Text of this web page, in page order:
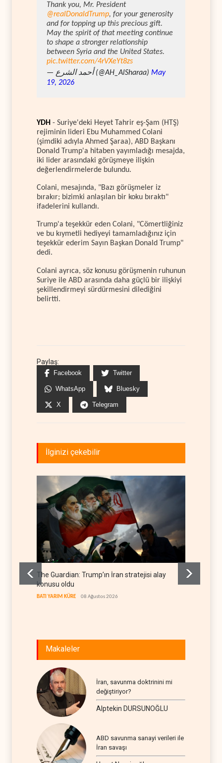
Thank you, Mr. President
@realDonaldTrump, for your generosity
and for topping up this precious gift.
May the spirit of that meeting continue
to shape a stronger relationship
between Syria and the United States.
pic.twitter.com/4rVXeYt8zs
— أحمد الشرع (@AH_AlSharaa) May
19, 2026
YDH - Suriye'deki Heyet Tahrir eş-Şam (HTŞ)
rejiminin lideri Ebu Muhammed Colani
(şimdiki adıyla Ahmed Şaraa), ABD Başkanı
Donald Trump'a hitaben yayımladığı mesajda,
iki lider arasındaki görüşmeye ilişkin
değerlendirmelerde bulundu.
Colani, mesajında, "Bazı görüşmeler iz
bırakır; bizimki anlaşılan bir koku bıraktı"
ifadelerini kullandı.
Trump'a teşekkür eden Colani, "Cömertliğiniz
ve bu kıymetli hediyeyi tamamladığınız için
teşekkür ederim Sayın Başkan Donald Trump"
dedi.
Colani ayrıca, söz konusu görüşmenin ruhunun
Suriye ile ABD arasında daha güçlü bir ilişkiyi
şekillendirmeyi sürdürmesini dilediğini
belirtti.
Paylaş:
Facebook Twitter
WhatsApp Bluesky
X Telegram
İlginizi çekebilir
The Guardian: Trump’ın İran stratejisi alay
konusu oldu
BATI YARIM KÜRE 08 Ağustos 2026
Makaleler
İran, savunma doktrinini mi
değiştiriyor?
Alptekin DURSUNOĞLU
ABD savunma sanayi verileri ile
İran savaşı